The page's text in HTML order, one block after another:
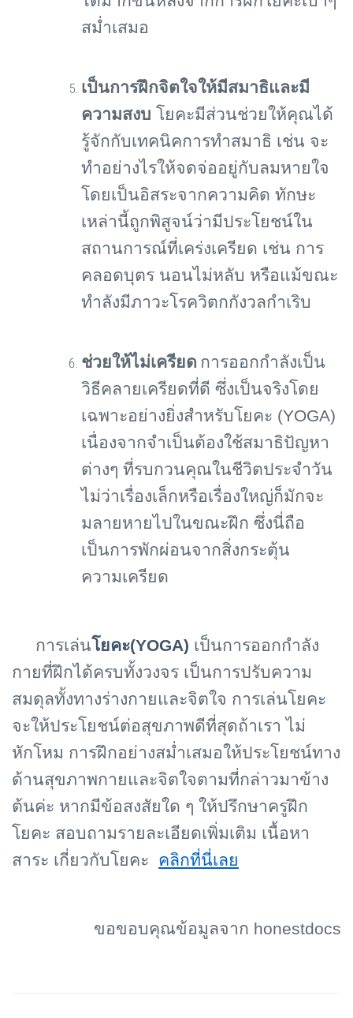
สม่ำเสมอ
เป็นการฝึกจิตใจให้มีสมาธิและมี
ความสงบ โยคะมีส่วนช่วยให้คุณได้
รู้จักกับเทคนิคการทำสมาธิ เช่น จะ
ทำอย่างไรให้จดจ่ออยู่กับลมหายใจ
โดยเป็นอิสระจากความคิด ทักษะ
เหล่านี้ถูกพิสูจน์ว่ามีประโยชน์ใน
สถานการณ์ที่เคร่งเครียด เช่น การ
คลอดบุตร นอนไม่หลับ หรือแม้ขณะ
ทำลังมีภาวะโรควิตกกังวลกำเริบ
ช่วยให้ไม่เครียด การออกกำลังเป็น
วิธีคลายเครียดที่ดี ซึ่งเป็นจริงโดย
เฉพาะอย่างยิ่งสำหรับโยคะ (YOGA)
เนื่องจากจำเป็นต้องใช้สมาธิปัญหา
ต่างๆ ที่รบกวนคุณในชีวิตประจำวัน
ไม่ว่าเรื่องเล็กหรือเรื่องใหญ่ก็มักจะ
มลายหายไปในขณะฝึก ซึ่งนี่ถือ
เป็นการพักผ่อนจากสิ่งกระตุ้น
ความเครียด
การเล่นโยคะ(YOGA) เป็นการออกกำลัง
กายที่ฝึกได้ครบทั้งวงจร เป็นการปรับความ
สมดุลทั้งทางร่างกายและจิตใจ การเล่นโยคะ
จะให้ประโยชน์ต่อสุขภาพดีที่สุดถ้าเรา ไม่
หักโหม การฝึกอย่างสม่ำเสมอให้ประโยชน์ทาง
ด้านสุขภาพกายและจิตใจตามที่กล่าวมาข้าง
ต้นค่ะ หากมีข้อสงสัยใด ๆ ให้ปรึกษาครูฝึก
โยคะ สอบถามรายละเอียดเพิ่มเติม เนื้อหา
สาระ เกี่ยวกับโยคะ คลิกที่นี่เลย
ขอขอบคุณข้อมูลจาก honestdocs